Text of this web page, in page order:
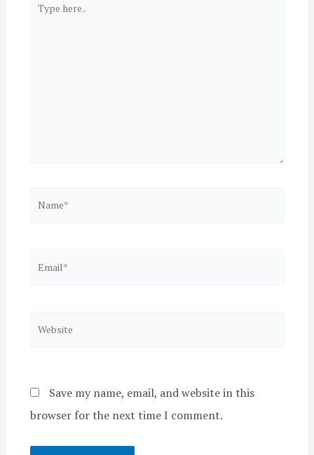
Name*
Email*
Website
Save my name, email, and website in this
browser for the next time I comment.